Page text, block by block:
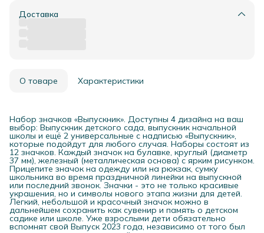
Доставка
О товаре Характеристики
Набор значков «Выпускник». Доступны 4 дизайна на ваш
выбор: Выпускник детского сада, выпускник начальной
школы и ещё 2 универсальные с надписью «Выпускник»,
которые подойдут для любого случая. Наборы состоят из
12 значков. Каждый значок на булавке, круглый (диаметр
37 мм), железный (металлическая основа) с ярким рисунком.
Прицепите значок на одежду или на рюкзак, сумку
школьника во время праздничной линейки на выпускной
или последний звонок. Значки - это не только красивые
украшения, но и символы нового этапа жизни для детей.
Легкий, небольшой и красочный значок можно в
дальнейшем сохранить как сувенир и память о детском
садике или школе. Уже взрослыми дети обязательно
вспомнят свой Выпуск 2023 года, независимо от того был